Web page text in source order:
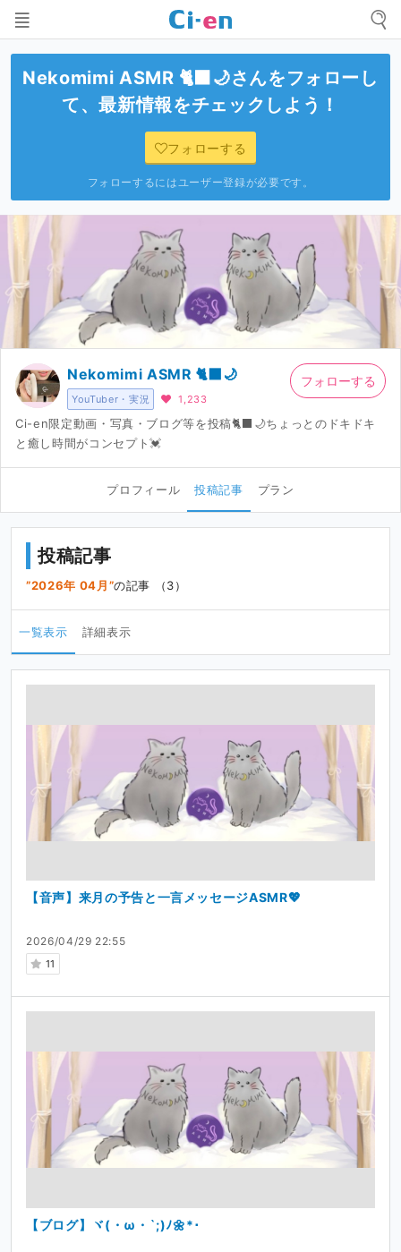
Nekomimi ASMR 🐈‍⬛🌙さんをフォローし
て、最新情報をチェックしよう！
フォローする
フォローするにはユーザー登録が必要です。
YouTuber・実況
Nekomimi ASMR 🐈‍⬛🌙
1,233
Ci-en限定動画・写真・ブログ等を投稿🐈‍⬛🌙ちょっとのドキドキ
と癒し時間がコンセプト💓
フォローする
プロフィール 投稿記事 プラン
投稿記事
2026年 04月 の記事 （3）
一覧表示 詳細表示
2026/04/29 22:55
11
【音声】来月の予告と一言メッセージASMR💖
【ブログ】ヾ(・ω・`;)ﾉ🌼*･